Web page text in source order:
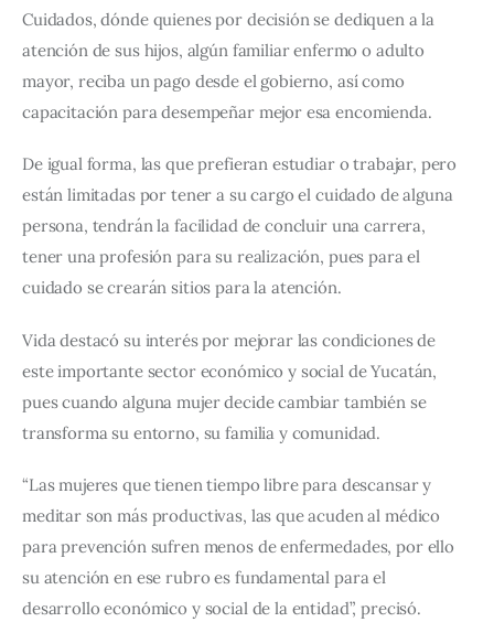
Cuidados, dónde quienes por decisión se dediquen a la
atención de sus hijos, algún familiar enfermo o adulto
mayor, reciba un pago desde el gobierno, así como
capacitación para desempeñar mejor esa encomienda.
De igual forma, las que prefieran estudiar o trabajar, pero
están limitadas por tener a su cargo el cuidado de alguna
persona, tendrán la facilidad de concluir una carrera,
tener una profesión para su realización, pues para el
cuidado se crearán sitios para la atención.
Vida destacó su interés por mejorar las condiciones de
este importante sector económico y social de Yucatán,
pues cuando alguna mujer decide cambiar también se
transforma su entorno, su familia y comunidad.
“Las mujeres que tienen tiempo libre para descansar y
meditar son más productivas, las que acuden al médico
para prevención sufren menos de enfermedades, por ello
su atención en ese rubro es fundamental para el
desarrollo económico y social de la entidad”, precisó.